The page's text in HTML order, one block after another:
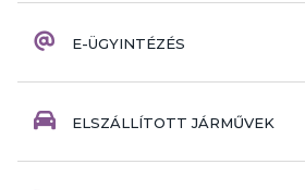
E-ÜGYINTÉZÉS
ELSZÁLLÍTOTT JÁRMŰVEK